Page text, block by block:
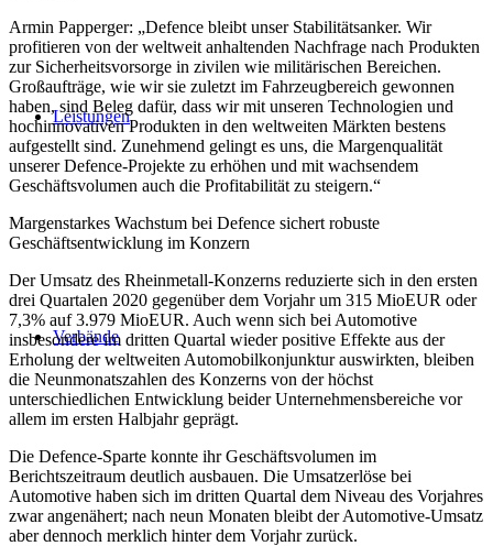
Leistungen
Verbände
Armin Papperger: „Defence bleibt unser Stabilitätsanker. Wir
profitieren von der weltweit anhaltenden Nachfrage nach Produkten
zur Sicherheitsvorsorge in zivilen wie militärischen Bereichen.
Großaufträge, wie wir sie zuletzt im Fahrzeugbereich gewonnen
haben, sind Beleg dafür, dass wir mit unseren Technologien und
hochinnovativen Produkten in den weltweiten Märkten bestens
aufgestellt sind. Zunehmend gelingt es uns, die Margenqualität
unserer Defence-Projekte zu erhöhen und mit wachsendem
Geschäftsvolumen auch die Profitabilität zu steigern.“
Margenstarkes Wachstum bei Defence sichert robuste
Geschäftsentwicklung im Konzern
Der Umsatz des Rheinmetall-Konzerns reduzierte sich in den ersten
drei Quartalen 2020 gegenüber dem Vorjahr um 315 MioEUR oder
7,3% auf 3.979 MioEUR. Auch wenn sich bei Automotive
insbesondere im dritten Quartal wieder positive Effekte aus der
Erholung der weltweiten Automobilkonjunktur auswirkten, bleiben
die Neunmonatszahlen des Konzerns von der höchst
unterschiedlichen Entwicklung beider Unternehmensbereiche vor
allem im ersten Halbjahr geprägt.
Die Defence-Sparte konnte ihr Geschäftsvolumen im
Berichtszeitraum deutlich ausbauen. Die Umsatzerlöse bei
Automotive haben sich im dritten Quartal dem Niveau des Vorjahres
zwar angenähert; nach neun Monaten bleibt der Automotive-Umsatz
aber dennoch merklich hinter dem Vorjahr zurück.